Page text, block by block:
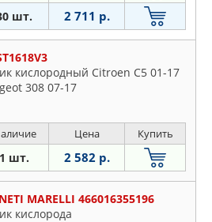
шт. 2 711 р.
кислородный Citroen C5 01-17
308 07-17
Цена Купить
1 шт. 2 582 р.
MARELLI 466016355196
кислорода